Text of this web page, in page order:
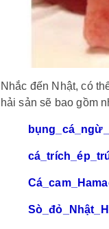
Nhắc đến Nhật, có
hải sản sẽ bao gồm